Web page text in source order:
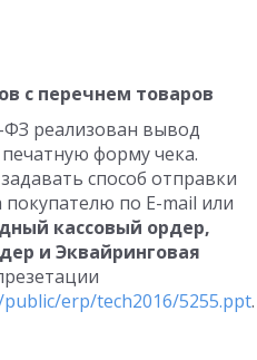
с перечнем товаров
реализован вывод
форму чека.
способ отправки
по E-mail или
кассовый ордер,
и Эквайринговая
erp/tech2016/5255.ppt.